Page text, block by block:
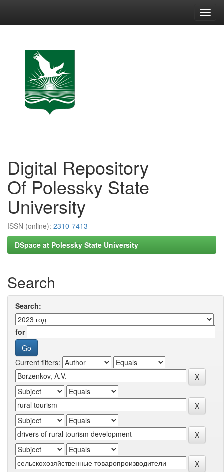
Digital Repository
Of Polessky State
University
ISSN (online): 2310-7413
DSpace at Polessky State University
Search
Search:
for
Current filters: